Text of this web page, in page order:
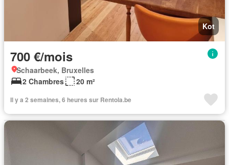
Kot
700 €/mois
Schaarbeek, Bruxelles
2 Chambres
20 m²
Il y a 2 semaines, 6 heures sur Rentola.be